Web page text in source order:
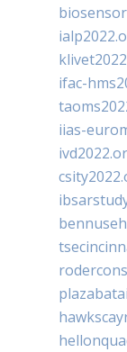
ifac-
iias-